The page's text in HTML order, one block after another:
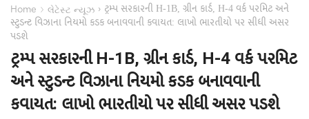
Home › લેટેસ્ટ ન્યૂઝ › ટ્રમ્પ સરકારની H-1B, ગ્રીન કાર્ડ, H-4 વર્ક પરમિટ અને
સ્ટુડન્ટ વિઝાના નિયમો કડક બનાવવાની કવાયત: લાખો ભારતીયો પર સીધી અસર
પડશે
ટ્રમ્પ સરકારની H-1B, ગ્રીન કાર્ડ, H-4 વર્ક પરમિટ
અને સ્ટુડન્ટ વિઝાના નિયમો કડક બનાવવાની
કવાયત: લાખો ભારતીયો પર સીધી અસર પડશે